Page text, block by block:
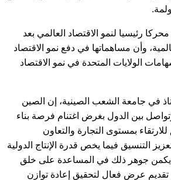
رئيسيا لنمو الاقتصاد العالمي بعد
وأن مساهماتها في دفع نمو الاقتصاد
الولايات المتحدة في نمو الاقتصاد
في جامعة الشعب الصينية، إن الصين
بين الدول بغرض اغتنام فرصة بناء
بمستوى التجارة والتعاون
التنسيق فيما يخص قدرة الإنتاج الدولية
يكمن جوهر ذلك في المساعدة على خلق
عرض فعال لتحقيق إعادة توازن